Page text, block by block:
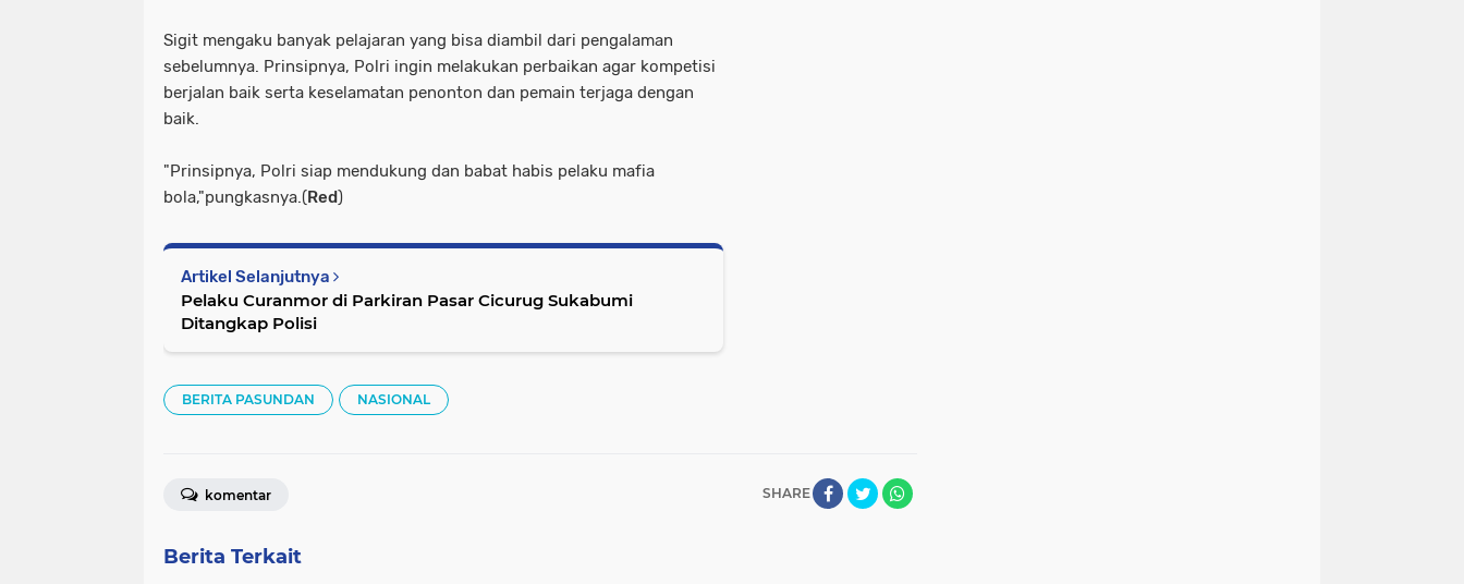
Sigit mengaku banyak pelajaran yang bisa diambil dari pengalaman
sebelumnya. Prinsipnya, Polri ingin melakukan perbaikan agar kompetisi
berjalan baik serta keselamatan penonton dan pemain terjaga dengan
baik.
"Prinsipnya, Polri siap mendukung dan babat habis pelaku mafia
bola,"pungkasnya.(Red)
Artikel Selanjutnya
Pelaku Curanmor di Parkiran Pasar Cicurug Sukabumi
Ditangkap Polisi
BERITA PASUNDAN NASIONAL
SHARE
komentar
Berita Terkait